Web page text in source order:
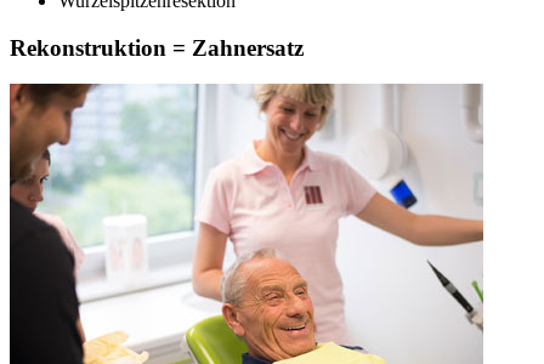
Rekonstruktion = Zahnersatz